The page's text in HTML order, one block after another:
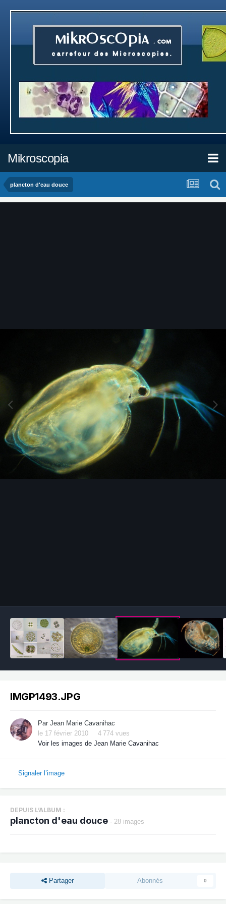
Mikroscopia
plancton d'eau douce
IMGP1493.JPG
Par Jean Marie Cavanihac
le 17 février 2010
4 774 vues
Voir les images de Jean Marie Cavanihac
Signaler l’image
DEPUIS L’ALBUM :
plancton d'eau douce · 28 images
Partager Abonnés 0